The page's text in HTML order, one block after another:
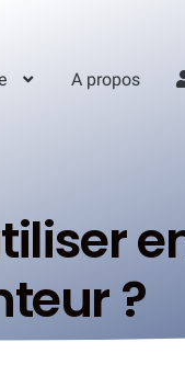
A propos
?